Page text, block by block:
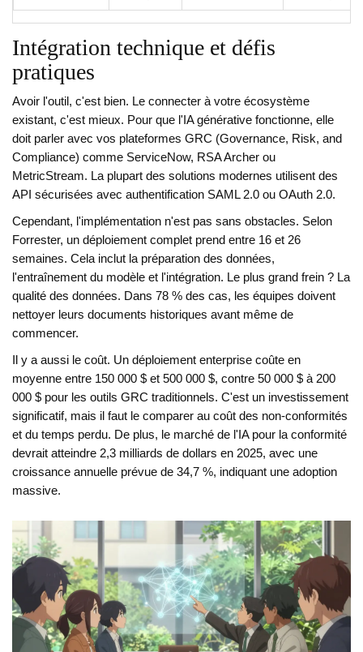
Intégration technique et défis
pratiques
Avoir l'outil, c'est bien. Le connecter à votre écosystème
existant, c'est mieux. Pour que l'IA générative fonctionne, elle
doit parler avec vos plateformes GRC (Governance, Risk, and
Compliance) comme ServiceNow, RSA Archer ou
MetricStream. La plupart des solutions modernes utilisent des
API sécurisées avec authentification SAML 2.0 ou OAuth 2.0.
Cependant, l'implémentation n'est pas sans obstacles. Selon
Forrester, un déploiement complet prend entre 16 et 26
semaines. Cela inclut la préparation des données,
l'entraînement du modèle et l'intégration. Le plus grand frein ? La
qualité des données. Dans 78 % des cas, les équipes doivent
nettoyer leurs documents historiques avant même de
commencer.
Il y a aussi le coût. Un déploiement enterprise coûte en
moyenne entre 150 000 $ et 500 000 $, contre 50 000 $ à 200
000 $ pour les outils GRC traditionnels. C'est un investissement
significatif, mais il faut le comparer au coût des non-conformités
et du temps perdu. De plus, le marché de l'IA pour la conformité
devrait atteindre 2,3 milliards de dollars en 2025, avec une
croissance annuelle prévue de 34,7 %, indiquant une adoption
massive.